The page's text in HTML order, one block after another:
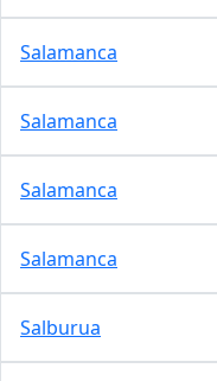
Salamanca
Salamanca
Salamanca
Salamanca
Salburua